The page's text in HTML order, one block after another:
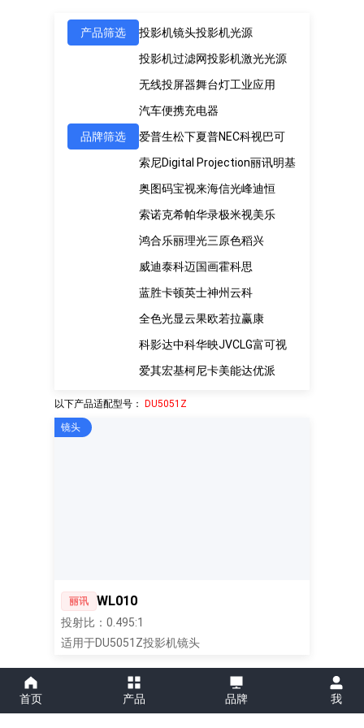
产品筛选 投影机镜头投影机光源
投影机过滤网投影机激光光源
无线投屏器舞台灯工业应用
汽车便携充电器
品牌筛选
爱普生松下夏普NEC科视巴可
索尼Digital Projection丽讯明基
奥图码宝视来海信光峰迪恒
索诺克希帕华录极米视美乐
鸿合乐丽理光三原色稻兴
威迪泰科迈国画霍科思
蓝胜卡顿英士神州云科
全色光显云果欧若拉赢康
科影达中科华映JVCLG富可视
爱其宏基柯尼卡美能达优派
以下产品适配型号： DU5051Z
丽讯 WL010
投射比：0.495:1
适用于DU5051Z投影机镜头
镜头
首页 产品 品牌 我